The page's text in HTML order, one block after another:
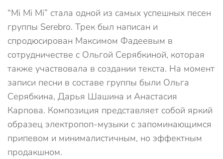
“Mi Mi Mi” стала одной из самых успешных песен
группы Serebro. Трек был написан и
спродюсирован Максимом Фадеевым в
сотрудничестве с Ольгой Серябкиной, которая
также участвовала в создании текста. На момент
записи песни в составе группы были Ольга
Серябкина, Дарья Шашина и Анастасия
Карпова. Композиция представляет собой яркий
образец электропоп-музыки с запоминающимся
припевом и минималистичным, но эффектным
продакшном.